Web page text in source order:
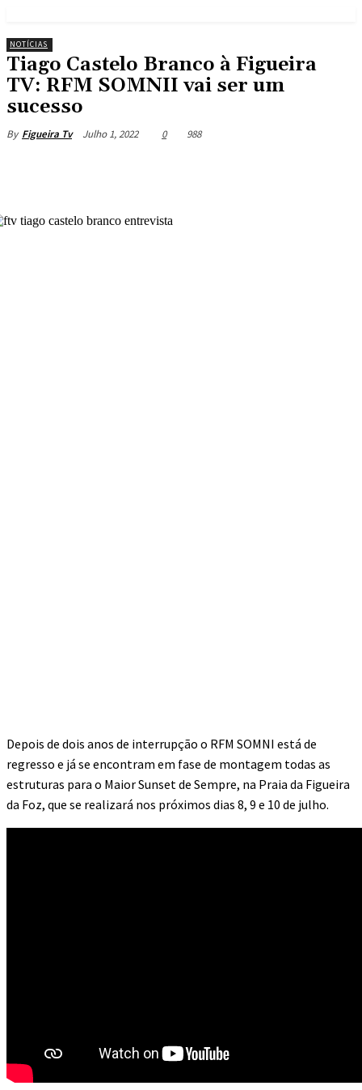
NOTÍCIAS
Tiago Castelo Branco à Figueira
TV: RFM SOMNII vai ser um
sucesso
By Figueira Tv Julho 1, 2022 0 988
Depois de dois anos de interrupção o RFM SOMNI está de
regresso e já se encontram em fase de montagem todas as
estruturas para o Maior Sunset de Sempre, na Praia da Figueira
da Foz, que se realizará nos próximos dias 8, 9 e 10 de julho.